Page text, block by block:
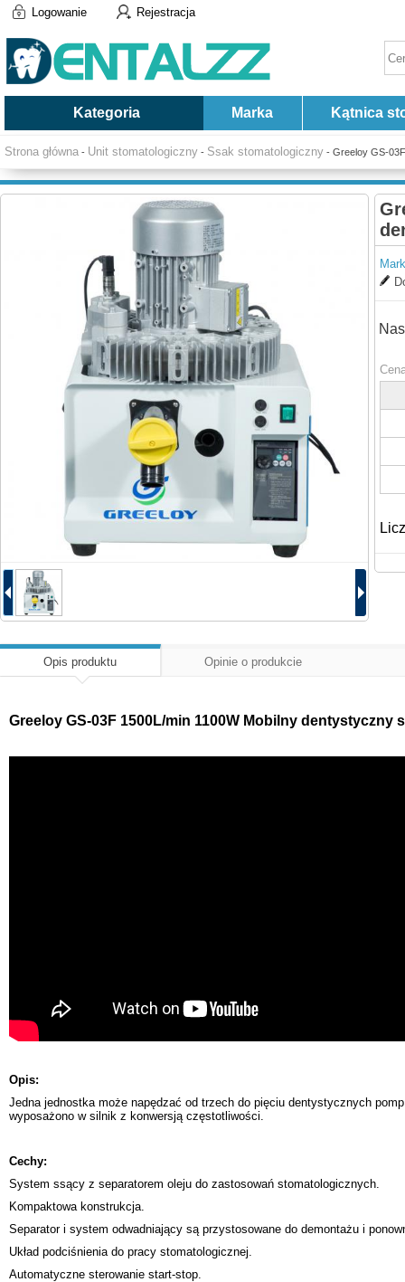
Logowanie Rejestracja
Kategoria Marka Kątnica
Strona główna - Unit stomatologiczny - Ssak stomatologiczny - Greeloy GS-
Opis produktu Opinie o produkcie
Greeloy GS-03F 1500L/min 1100W Mobilny
Opis:
Jedna jednostka może napędzać od trzech do pięciu dentystycznych
wyposażono w silnik z konwersją częstotliwości.
Cechy:
System ssący z separatorem oleju do zastosowań stomatologicznych.
Kompaktowa konstrukcja.
Separator i system odwadniający są przystosowane do demontażu i
Układ podciśnienia do pracy stomatologicznej.
Automatyczne sterowanie start-stop.